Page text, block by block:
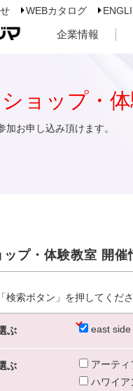
WEBカタログ
企業情報
ョップ・
加お申し込み頂けます。
ップ・体験教室 開催
検索ボタン」を押してくだ
ぶ east side
ぶ アーティ
ハワイア